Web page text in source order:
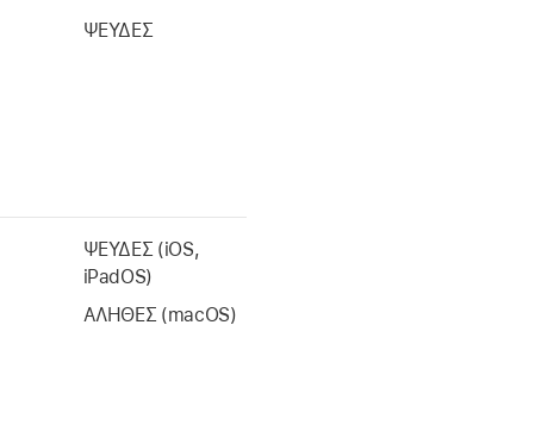
ΨΕΥΔΕΣ
ΨΕΥΔΕΣ (iOS,
iPadOS)
ΑΛΗΘΕΣ (macOS)